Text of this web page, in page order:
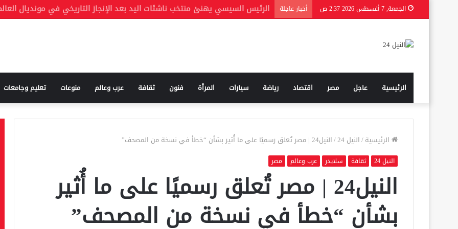
الجمعة, 7 أغسطس 2026 2:37 ص أخبار عاجلة
الرئيسية عاجل مصر اقتصاد رياضة سيارات المرأة فنون ثقافة عرب وعالم منوعات تعليم وجامعات
الرئيسية/النيل 24 /النيل24 | مصر تُعلق رسميًا على ما أُثير بشأن “خطأ في نسخة من المصحف”
النيل 24 ثقافة سلايدر عرب وعالم مصر
النيل24 | مصر تُعلق رسميًا على ما أُثير
بشأن “خطأ في نسخة من المصحف”